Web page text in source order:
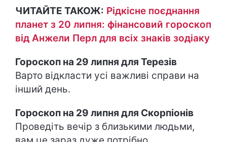
ЧИТАЙТЕ ТАКОЖ: Рідкісне поєднання
планет з 20 липня: фінансовий гороскоп
від Анжели Перл для всіх знаків зодіаку
Гороскоп на 29 липня для Терезів
Варто відкласти усі важливі справи на
інший день.
Гороскоп на 29 липня для Скорпіонів
Проведіть вечір з близькими людьми,